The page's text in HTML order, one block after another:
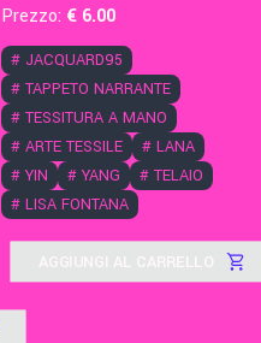
Prezzo: € 6.00
# JACQUARD95
# TAPPETO NARRANTE
# TESSITURA A MANO
# ARTE TESSILE # LANA
# YIN # YANG # TELAIO
# LISA FONTANA
AGGIUNGI AL CARRELLO